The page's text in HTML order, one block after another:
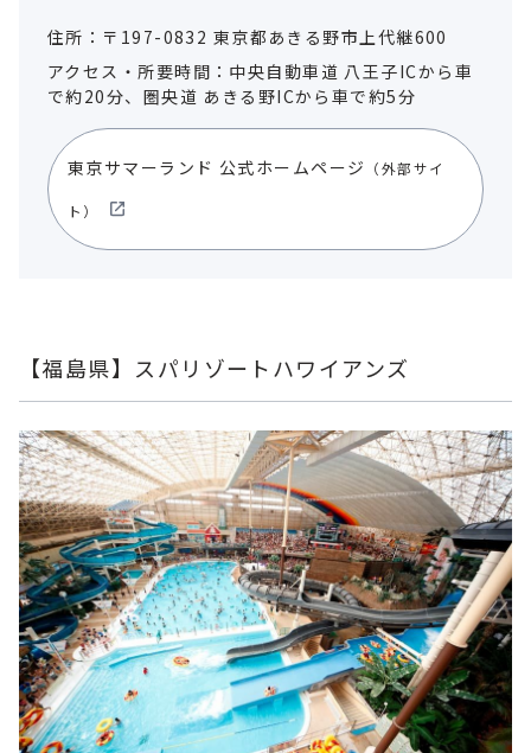
住所：〒197-0832 東京都あきる野市上代継600
アクセス・所要時間：中央自動車道 八王子ICから車
で約20分、圏央道 あきる野ICから車で約5分
東京サマーランド 公式ホームページ （外部サイ
ト）
【福島県】スパリゾートハワイアンズ